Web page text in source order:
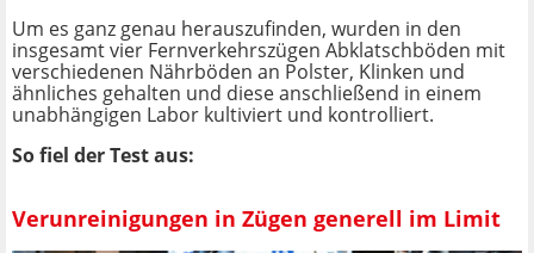
Um es ganz genau herauszufinden, wurden in den
insgesamt vier Fernverkehrszügen Abklatschböden mit
verschiedenen Nährböden an Polster, Klinken und
ähnliches gehalten und diese anschließend in einem
unabhängigen Labor kultiviert und kontrolliert.
So fiel der Test aus:
Verunreinigungen in Zügen generell im Limit